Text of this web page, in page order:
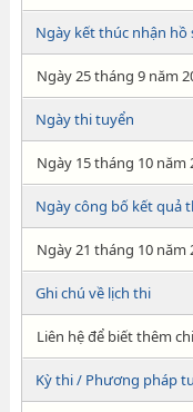
Ngày kết thúc nhận hồ
Ngày 25 tháng 9 năm
Ngày thi tuyển
Ngày 15 tháng 10 năm
Ngày công bố kết quả
Ngày 21 tháng 10 năm
Ghi chú về lịch thi
Liên hệ để biết thêm
Kỳ thi / Phương pháp